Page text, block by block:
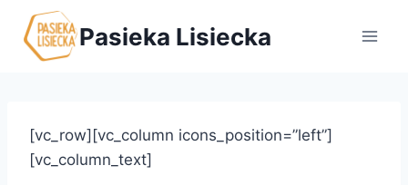
Przejdź
treści
Pasieka Lisiecka
[vc_row][vc_column icons_position=”left”]
[vc_column_text]